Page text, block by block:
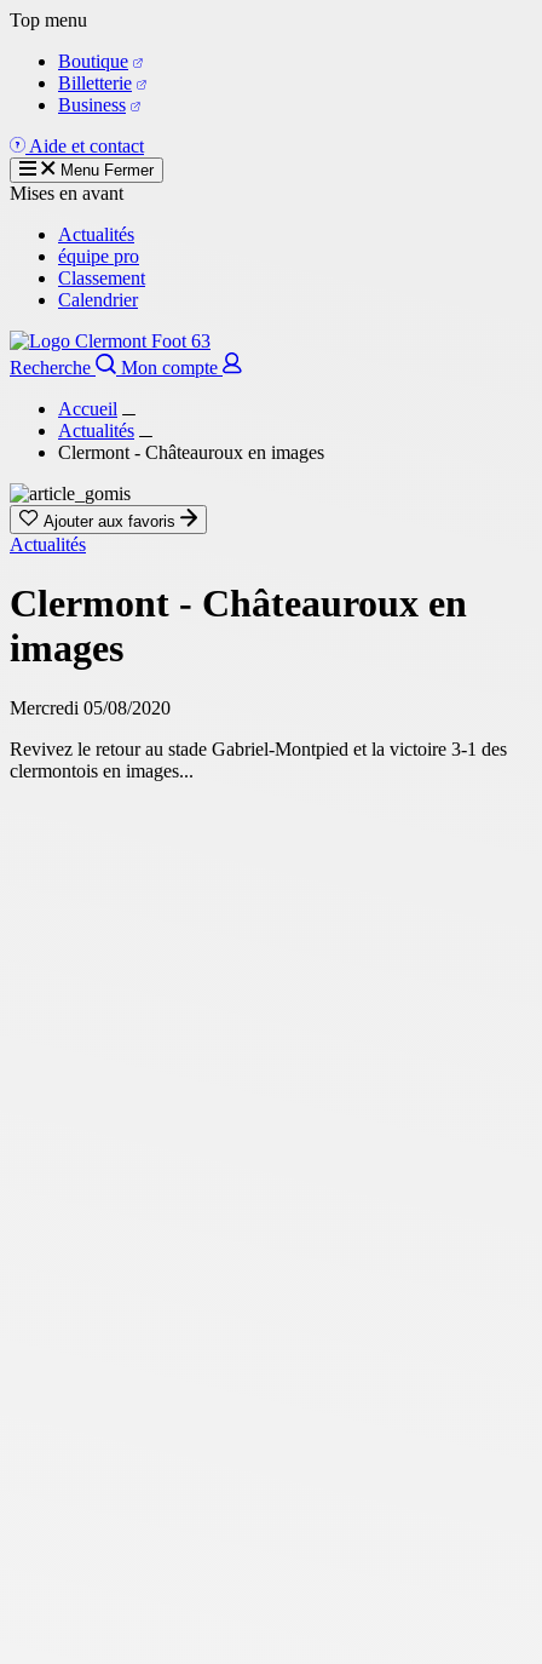
Aller
contenu
principal
Top menu
Boutique
Billetterie
Business
Aide et contact
Menu Fermer
Mises en avant
Actualités
équipe pro
Classement
Calendrier
Recherche
Mon compte
Accueil
Actualités
Clermont - Châteauroux en images
Ajouter aux favoris
Actualités
Clermont - Châteauroux en
images
Mercredi 05/08/2020
Revivez le retour au stade Gabriel-Montpied et la victoire 3-1 des
clermontois en images...